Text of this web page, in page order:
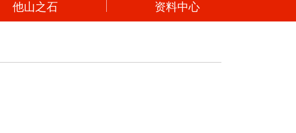
他山之石
资料中心